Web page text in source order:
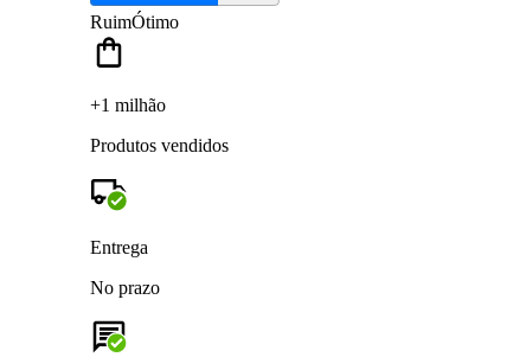
RuimÓtimo
+1 milhão
Produtos vendidos
Entrega
No prazo